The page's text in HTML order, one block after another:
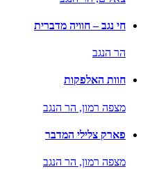
חי נגב – חוויה מדברית
הר הנגב
חוות האלפקות
מצפה רמון, הר הנגב
פארק צלילי המדבר
מצפה רמון, הר הנגב